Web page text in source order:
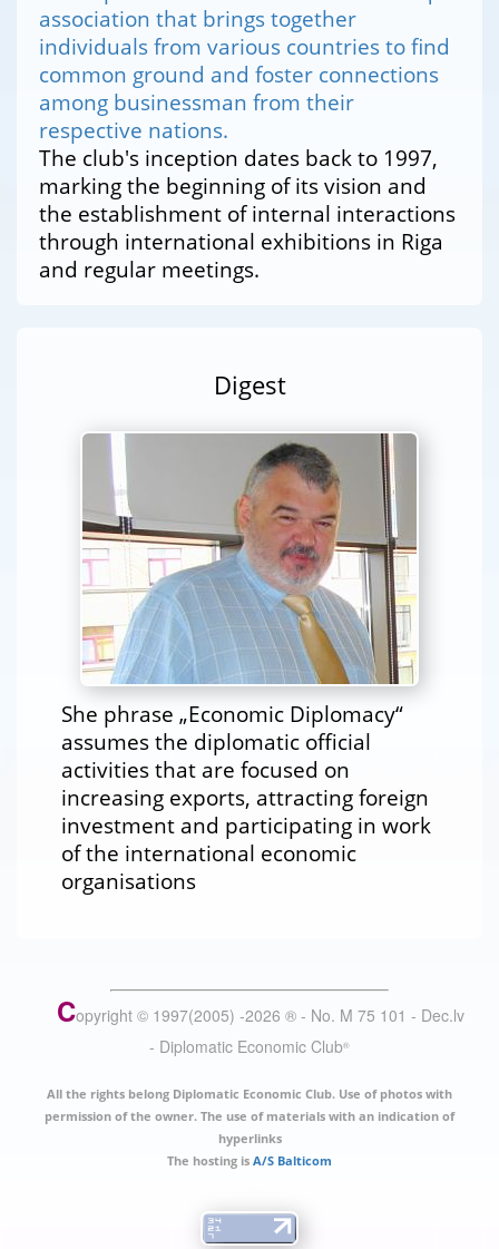
association that brings together
individuals from various countries to find
common ground and foster connections
among businessman from their
respective nations.
The club's inception dates back to 1997,
marking the beginning of its vision and
the establishment of internal interactions
through international exhibitions in Riga
and regular meetings.
Digest
She phrase „Economic Diplomacy“
assumes the diplomatic official
activities that are focused on
increasing exports, attracting foreign
investment and participating in work
of the international economic
organisations
Copyright © 1997(2005) -2026 ® - No. M 75 101 - Dec.lv
- Diplomatic Economic Club®
All the rights belong Diplomatic Economic Club. Use of photos with
permission of the owner. The use of materials with an indication of
hyperlinks
The hosting is A/S Balticom